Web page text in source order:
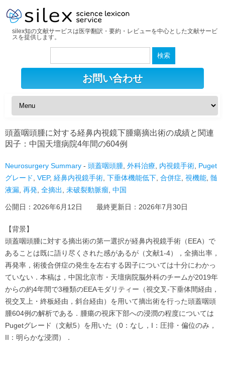
silex知の文献サービスは医学翻訳・要約・レビューを中心とした文献サービ
スを提供します。
検
お問い合わせ
頭蓋咽頭腫に対する経鼻内視鏡下腫瘍摘出術の成績と関連
因子：中国天壇病院4年間の604例
Neurosurgery Summary - 頭蓋咽頭腫 外科治療 内視鏡手術 Puget
グレード
VEP, 経鼻内視鏡手術 下垂体機能低下 合併症 視機能 髄
液漏 再発 全摘出 未破裂動脈瘤 中国
公開日： 2026年6月12日 最終更新日： 2026年7月30日
【背景】
頭蓋咽頭腫に対する摘出術の第一選択が経鼻内視鏡手術（EEA）で
あることは既に語り尽くされた感があるが（文献1-4），全摘出率，
再発率，術後合併症の発生を左右する因子については十分にわかっ
ていない．本稿は，中国北京市・天壇病院脳外科のチームが2019年
からの約4年間で3種類のEEAモダリティー（視交叉-下垂体間経由，
視交叉上・終板経由，斜台経由）を用いて摘出術を行った頭蓋咽頭
腫604例の解析である．腫瘍の視床下部への浸潤の程度については
Pugetグレード（文献5）を用いた（0：なし，I：圧排・偏位のみ，
II：明らかな浸潤）．